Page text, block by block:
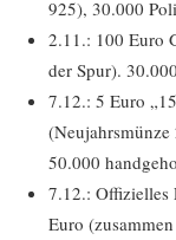
925), 30.000
2.11.: 100 Euro
der Spur).
7.12.: 5 Euro
50.000
7.12.: Offizielles
Euro